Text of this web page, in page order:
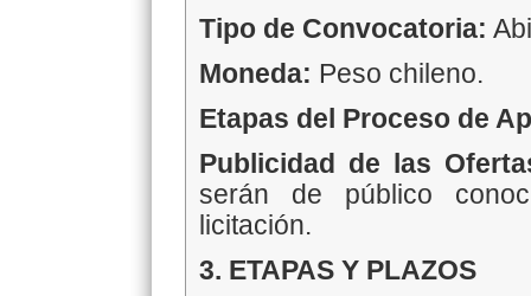
Tipo de Convocatoria:
Moneda: Peso chileno.
Etapas del Proceso de
Publicidad de las
serán de público
licitación.
3. ETAPAS Y PLAZOS